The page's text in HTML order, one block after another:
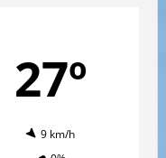
27º
9 km/h